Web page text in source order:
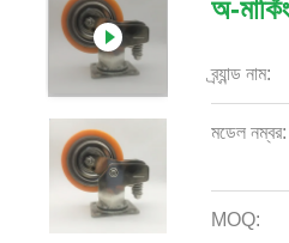
অ-
ব্র্যান্ড নাম:
মডেল নম্বর:
MOQ: